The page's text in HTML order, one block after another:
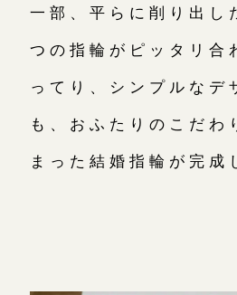
一部、平らに削り出し
つの指輪がピッタリ合
ってり、シンプルなデ
も、おふたりのこだわ
まった結婚指輪が完成